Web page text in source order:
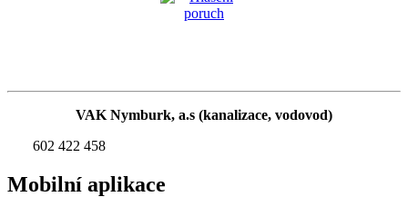
VAK Nymburk, a.s (kanalizace, vodovod)
602 422 458
Mobilní aplikace